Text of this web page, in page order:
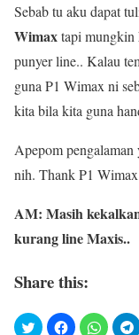
Sebab tu aku dapat
Wimaxtapi mungkin
punyer line.. Kalau
guna P1 Wimax ni
kita bila kita guna
Apepom
nih. Thank P1
AM: Masih
kurang line Maxis..
Share this: